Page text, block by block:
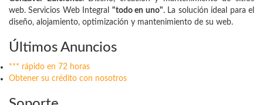
web. Servicios Web Integral "todo en uno". La solución ideal para el
diseño, alojamiento, optimización y mantenimiento de su web.
Últimos Anuncios
*** rápido en 72 horas
Obtener su crédito con nosotros